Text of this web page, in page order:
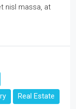
nisl massa, at
Real Estate